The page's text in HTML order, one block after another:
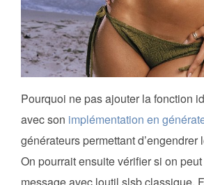
Pourquoi ne pas ajouter la fonction
avec son implémentation en
générateurs permettant d’engendrer
On pourrait ensuite vérifier si on